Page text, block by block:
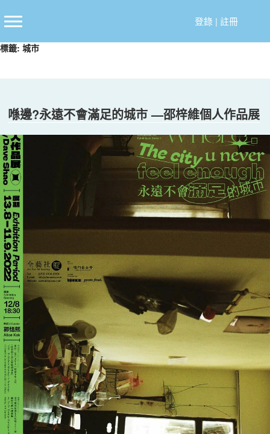
至
要
登錄| 註冊
標籤: 城市
喺邊?永遠不會滿足的城市 —邵梓維個人作品展